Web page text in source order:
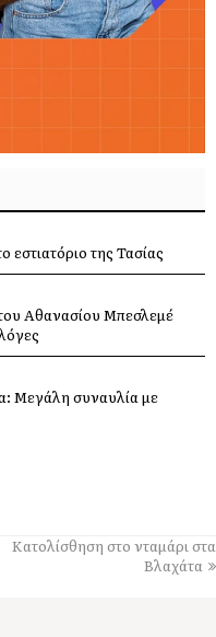
της Τασίας
Αθανασίου Μπεσλεμέ
Μεγάλη συναυλία με
Κεφαλονιάς –
Κατολίσθηση στο νταμάρι στα
Βλαχάτα